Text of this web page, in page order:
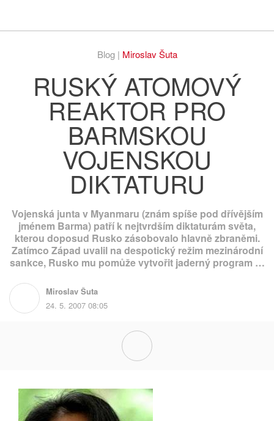
Blog | Miroslav Šuta
RUSKÝ ATOMOVÝ
REAKTOR PRO
BARMSKOU
VOJENSKOU
DIKTATURU
Vojenská junta v Myanmaru (znám spíše pod dřívějším
jménem Barma) patří k nejtvrdším diktaturám světa,
kterou doposud Rusko zásobovalo hlavně zbraněmi.
Zatímco Západ uvalil na despotický režim mezinárodní
sankce, Rusko mu pomůže vytvořit jaderný program …
Miroslav Šuta
24. 5. 2007 08:05